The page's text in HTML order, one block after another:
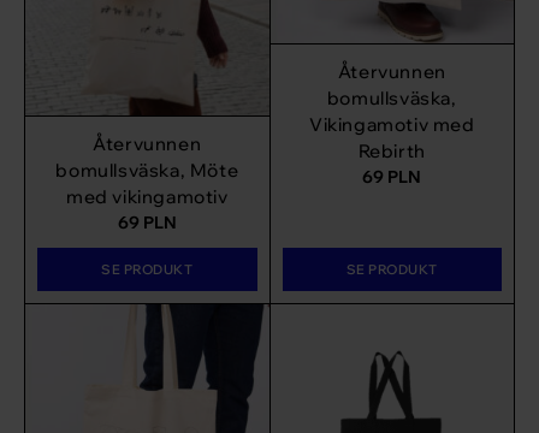
Återvunnen
bomullsväska, Möte
med vikingamotiv
69 PLN
SE PRODUKT
Återvunnen
bomullsväska,
Vikingamotiv med
Rebirth
69 PLN
SE PRODUKT